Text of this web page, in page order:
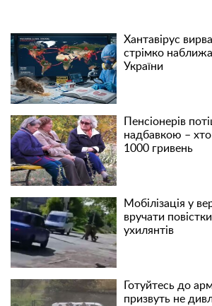
Хантавірус
стрімко
України
Пенсіонерів
надбавкою –
1000 гривень
Мобілізація у
вручати
ухилянтів
Готуйтесь до
призвуть не